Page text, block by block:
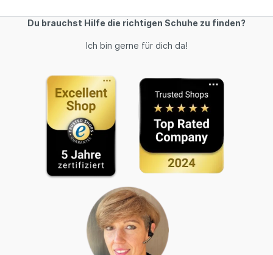
Du brauchst Hilfe die richtigen Schuhe zu finden?
Ich bin gerne für dich da!